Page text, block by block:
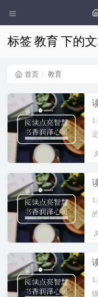
标签 教育 下的
首页 教育